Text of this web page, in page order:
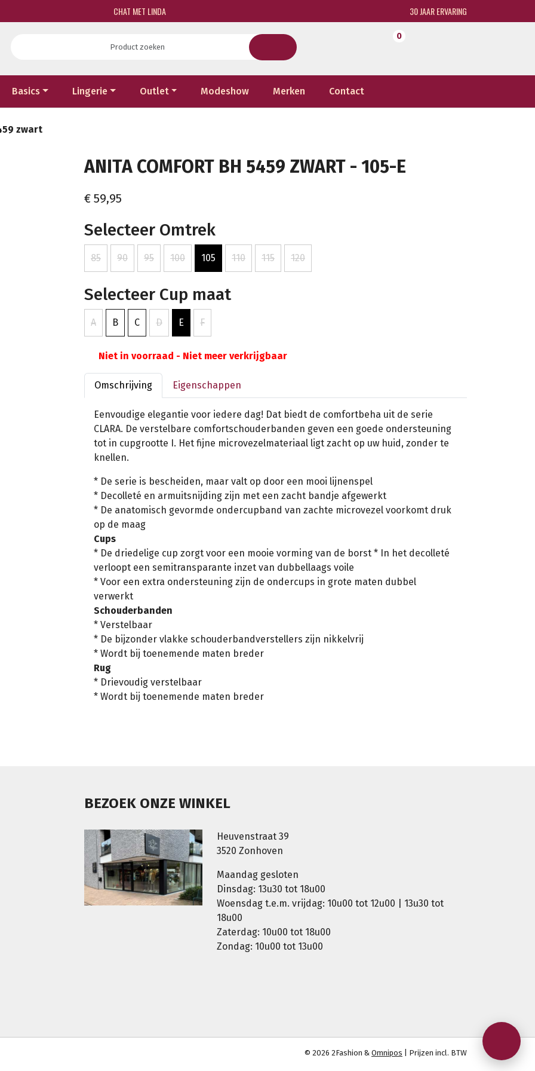
CHAT MET LINDA 30 JAAR ERVARING
0
Basics Lingerie Outlet Modeshow Merken Contact
zwart
ANITA COMFORT BH 5459 ZWART - 105-E
€ 59,95
Selecteer Omtrek
85 90 95 100 105 110 115 120
Selecteer Cup maat
A B C D E F
Niet in voorraad - Niet meer verkrijgbaar
Omschrijving Eigenschappen
Eenvoudige elegantie voor iedere dag! Dat biedt de comfortbeha uit de serie
CLARA. De verstelbare comfortschouderbanden geven een goede ondersteuning
tot in cupgrootte I. Het fijne microvezelmateriaal ligt zacht op uw huid, zonder te
knellen.
* De serie is bescheiden, maar valt op door een mooi lijnenspel
* Decolleté en armuitsnijding zijn met een zacht bandje afgewerkt
* De anatomisch gevormde ondercupband van zachte microvezel voorkomt druk
op de maag
Cups
* De driedelige cup zorgt voor een mooie vorming van de borst * In het decolleté
verloopt een semitransparante inzet van dubbellaags voile
* Voor een extra ondersteuning zijn de ondercups in grote maten dubbel
verwerkt
Schouderbanden
* Verstelbaar
* De bijzonder vlakke schouderbandverstellers zijn nikkelvrij
* Wordt bij toenemende maten breder
Rug
* Drievoudig verstelbaar
* Wordt bij toenemende maten breder
BEZOEK ONZE WINKEL
Heuvenstraat 39
3520 Zonhoven
Maandag gesloten
Dinsdag: 13u30 tot 18u00
Woensdag t.e.m. vrijdag: 10u00 tot 12u00 | 13u30 tot
18u00
Zaterdag: 10u00 tot 18u00
Zondag: 10u00 tot 13u00
© 2026 2Fashion & Omnipos | Prijzen incl. BTW